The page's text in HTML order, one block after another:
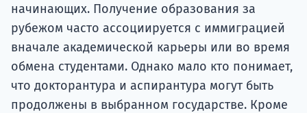
начинающих. Получение образования за
рубежом часто ассоциируется с иммиграцией
вначале академической карьеры или во время
обмена студентами. Однако мало кто понимает,
что докторантура и аспирантура могут быть
продолжены в выбранном государстве. Кроме